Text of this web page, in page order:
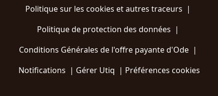
Politique sur les cookies et autres traceurs |
Politique de protection des données |
Conditions Générales de l'offre payante d'Ode |
Notifications | Gérer Utiq | Préférences cookies